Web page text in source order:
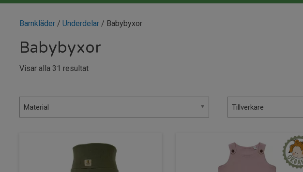
Barnkläder / Underdelar / Babybyxor
Babybyxor
Visar alla 31 resultatSortera
Material Tillverkare